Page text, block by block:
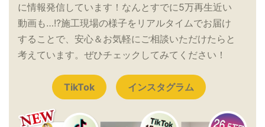
に情報発信しています！なんとすでに5万再生近い
動画も…!?施工現場の様子をリアルタイムでお届け
することで、安心＆お気軽にご相談いただけたらと
考えています。ぜひチェックしてみてください！
TikTok インスタグラム